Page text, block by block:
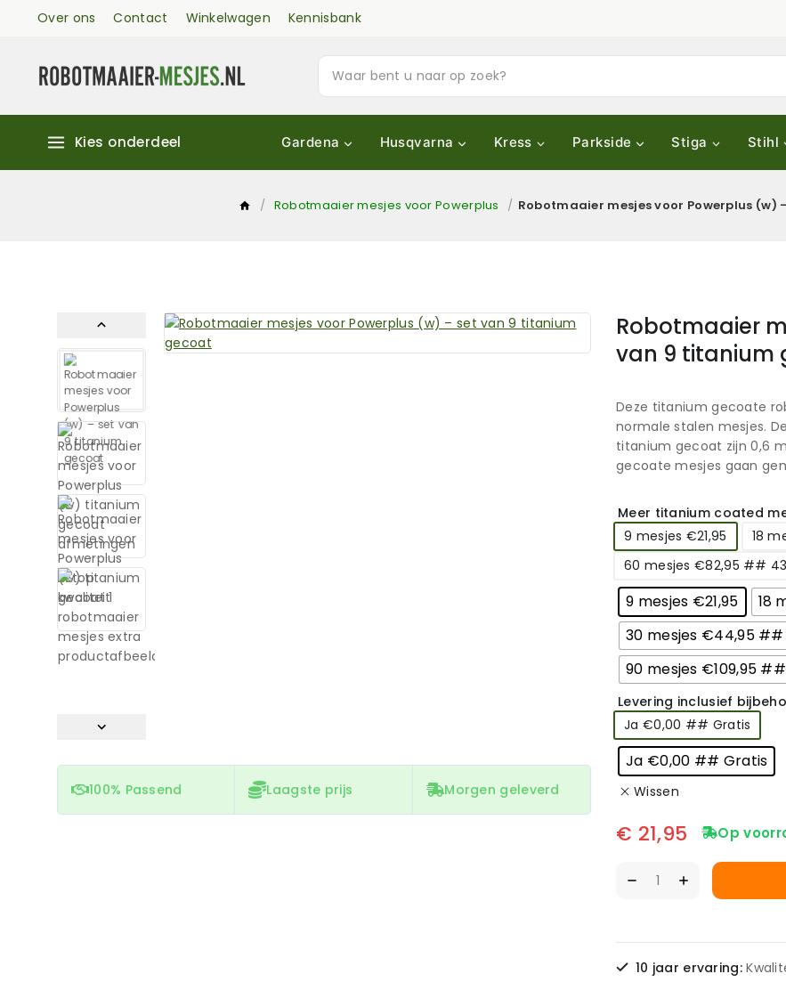
Over ons Contact Winkelwagen Kennisbank
Kies onderdeel Gardena Husqvarna Kress Parkside Stiga Stihl
/ Robotmaaier mesjes voor Powerplus / Robotmaaier mesjes voor Powerplus
100% Passend Laagste prijs Morgen geleverd
Robotmaaier
van 9 titanium
Deze titanium gecoate
normale stalen mesjes.
titanium gecoat zijn 0,6
gecoate mesjes gaan
Meer titanium coated
9 mesjes €21,95
18
60 mesjes €82,95 ##
9 mesjes €21,95
18
30 mesjes €44,95 ##
90 mesjes €109,95
Levering inclusief
Ja €0,00 ## Gratis
Ja €0,00 ## Gratis
Wissen
€ 21,95 Op
10 jaar ervaring: